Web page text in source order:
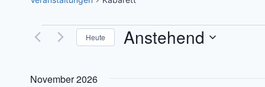
Veranstaltungen
Heute Anstehend
November 2026